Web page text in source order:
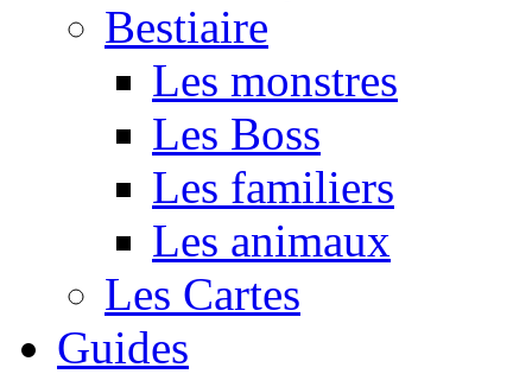
Bestiaire
Les monstres
Les Boss
Les familiers
Les animaux
Les Cartes
Guides